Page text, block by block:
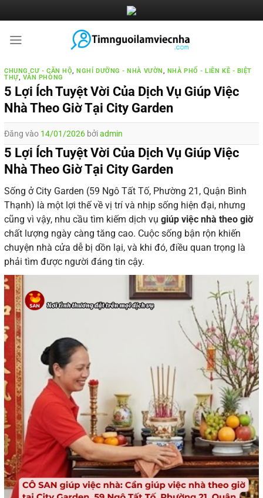
qua
nội
CHUNG CƯ - CĂN HỘ,NGHỈ DƯỠNG - NHÀ VƯỜN, NHÀ PHỐ - LIỀN KỀ - BIỆT
THỰ, VĂN PHÒNG
5 Lợi Ích Tuyệt Vời Của Dịch Vụ Giúp Việc
Nhà Theo Giờ Tại City Garden
Đăng vào 14/01/2026 bởiadmin
5 Lợi Ích Tuyệt Vời Của Dịch Vụ Giúp Việc
Nhà Theo Giờ Tại City Garden
Sống ở City Garden (59 Ngô Tất Tố, Phường 21, Quận Bình
Thạnh) là một lợi thế về vị trí và nhịp sống hiện đại, nhưng
cũng vì vậy, nhu cầu tìm kiếm dịch vụ giúp việc nhà theo giờ
chất lượng ngày càng tăng cao. Cuộc sống bận rộn khiến
chuyện nhà cửa dễ bị dồn lại, và khi đó, điều quan trọng là
phải tìm được người đáng tin cậy.